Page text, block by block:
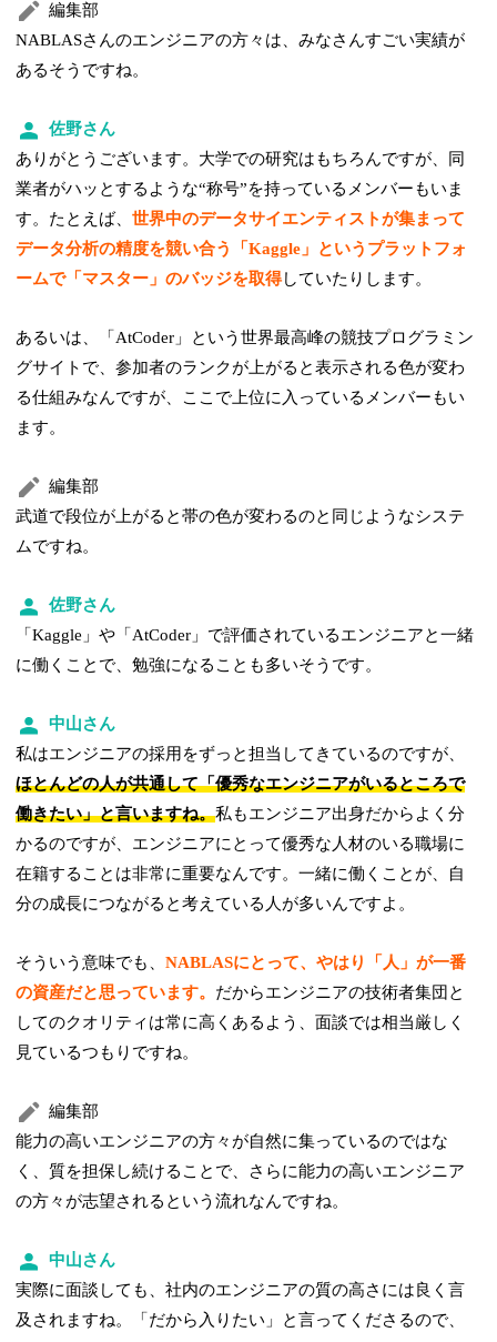
編集部
NABLASさんのエンジニアの方々は、みなさんすごい実績が
あるそうですね。
佐野さん
ありがとうございます。大学での研究はもちろんですが、同
業者がハッとするような“称号”を持っているメンバーもいま
す。たとえば、世界中のデータサイエンティストが集まって
データ分析の精度を競い合う「Kaggle」というプラットフォ
ームで「マスター」のバッジを取得していたりします。
あるいは、「AtCoder」という世界最高峰の競技プログラミン
グサイトで、参加者のランクが上がると表示される色が変わ
る仕組みなんですが、ここで上位に入っているメンバーもい
ます。
編集部
武道で段位が上がると帯の色が変わるのと同じようなシステ
ムですね。
佐野さん
「Kaggle」や「AtCoder」で評価されているエンジニアと一緒
に働くことで、勉強になることも多いそうです。
中山さん
私はエンジニアの採用をずっと担当してきているのですが、
ほとんどの人が共通して「優秀なエンジニアがいるところで
働きたい」と言いますね。私もエンジニア出身だからよく分
かるのですが、エンジニアにとって優秀な人材のいる職場に
在籍することは非常に重要なんです。一緒に働くことが、自
分の成長につながると考えている人が多いんですよ。
そういう意味でも、NABLASにとって、やはり「人」が一番
の資産だと思っています。 だからエンジニアの技術者集団と
してのクオリティは常に高くあるよう、面談では相当厳しく
見ているつもりですね。
編集部
能力の高いエンジニアの方々が自然に集っているのではな
く、質を担保し続けることで、さらに能力の高いエンジニア
の方々が志望されるという流れなんですね。
中山さん
実際に面談しても、社内のエンジニアの質の高さには良く言
及されますね。「だから入りたい」と言ってくださるので、